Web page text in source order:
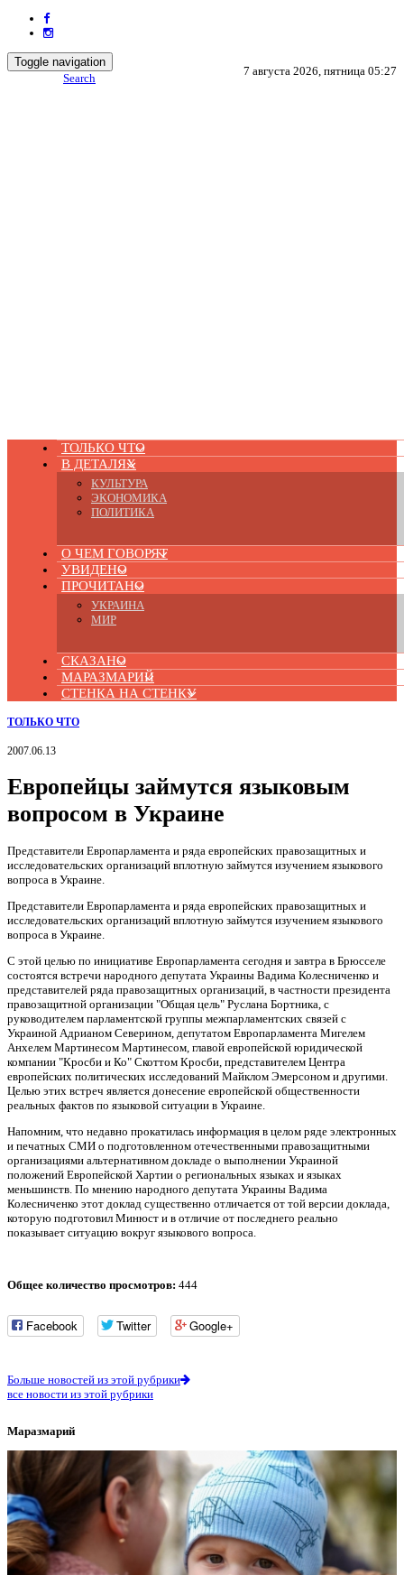
7 августа 2026, пятница 05:27
Toggle navigation
Search
ТОЛЬКО ЧТО
В ДЕТАЛЯХ
КУЛЬТУРА
ЭКОНОМИКА
ПОЛИТИКА
О ЧЕМ ГОВОРЯТ
УВИДЕНО
ПРОЧИТАНО
УКРАИНА
МИР
СКАЗАНО
МАРАЗМАРИЙ
СТЕНКА НА СТЕНКУ
ТОЛЬКО ЧТО
2007.06.13
Европейцы займутся языковым
вопросом в Украине
Представители Европарламента и ряда европейских правозащитных и
исследовательских организаций вплотную займутся изучением языкового
вопроса в Украине.
Представители Европарламента и ряда европейских правозащитных и
исследовательских организаций вплотную займутся изучением языкового
вопроса в Украине.
С этой целью по инициативе Европарламента сегодня и завтра в Брюсселе
состоятся встречи народного депутата Украины Вадима Колесниченко и
представителей ряда правозащитных организаций, в частности президента
правозащитной организации "Общая цель" Руслана Бортника, с
руководителем парламентской группы межпарламентских связей с
Украиной Адрианом Северином, депутатом Европарламента Мигелем
Анхелем Мартинесом Мартинесом, главой европейской юридической
компании "Кросби и Ко" Скоттом Кросби, представителем Центра
европейских политических исследований Майклом Эмерсоном и другими.
Целью этих встреч является донесение европейской общественности
реальных фактов по языковой ситуации в Украине.
Напомним, что недавно прокатилась информация в целом ряде электронных
и печатных СМИ о подготовленном отечественными правозащитными
организациями альтернативном докладе о выполнении Украиной
положений Европейской Хартии о региональных языках и языках
меньшинств. По мнению народного депутата Украины Вадима
Колесниченко этот доклад существенно отличается от той версии доклада,
которую подготовил Минюст и в отличие от последнего реально
показывает ситуацию вокруг языкового вопроса.
Общее количество просмотров: 444
Facebook Twitter Google+
Больше новостей из этой рубрики
все новости из этой рубрики
Маразмарий